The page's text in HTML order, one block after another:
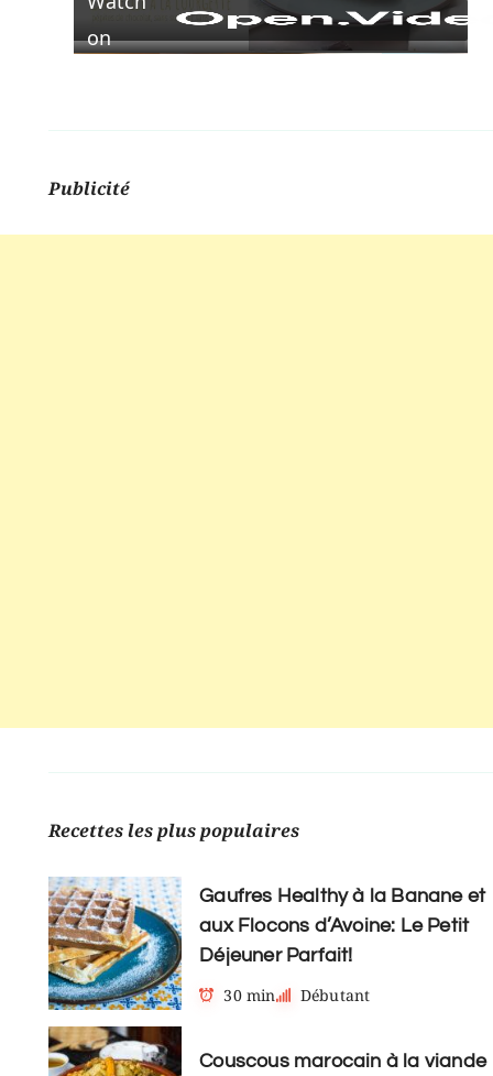
Video
on
Publicité
Recettes les plus populaires
Gaufres Healthy à la Banane et
aux Flocons d’Avoine: Le Petit
Déjeuner Parfait!
30 min
Débutant
Couscous marocain à la viande